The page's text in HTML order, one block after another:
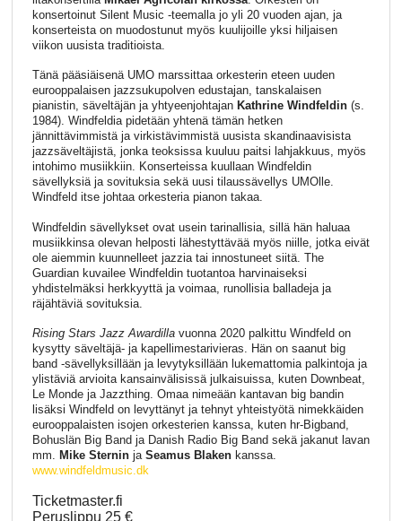
konsertoinut Silent Music -teemalla jo yli 20 vuoden ajan, ja
konserteista on muodostunut myös kuulijoille yksi hiljaisen
viikon uusista traditioista.
Tänä pääsiäisenä UMO marssittaa orkesterin eteen uuden
eurooppalaisen jazzsukupolven edustajan, tanskalaisen
pianistin, säveltäjän ja yhtyeenjohtajan Kathrine Windfeldin (s.
1984). Windfeldia pidetään yhtenä tämän hetken
jännittävimmistä ja virkistävimmistä uusista skandinaavisista
jazzsäveltäjistä, jonka teoksissa kuuluu paitsi lahjakkuus, myös
intohimo musiikkiin. Konserteissa kuullaan Windfeldin
sävellyksiä ja sovituksia sekä uusi tilaussävellys UMOlle.
Windfeld itse johtaa orkesteria pianon takaa.
Windfeldin sävellykset ovat usein tarinallisia, sillä hän haluaa
musiikkinsa olevan helposti lähestyttävää myös niille, jotka eivät
ole aiemmin kuunnelleet jazzia tai innostuneet siitä. The
Guardian kuvailee Windfeldin tuotantoa harvinaiseksi
yhdistelmäksi herkkyyttä ja voimaa, runollisia balladeja ja
räjähtäviä sovituksia.
Rising Stars Jazz Awardillavuonna 2020 palkittu Windfeld on
kysytty säveltäjä- ja kapellimestarivieras. Hän on saanut big
band -sävellyksillään ja levytyksillään lukemattomia palkintoja ja
ylistäviä arvioita kansainvälisissä julkaisuissa, kuten Downbeat,
Le Monde ja Jazzthing. Omaa nimeään kantavan big bandin
lisäksi Windfeld on levyttänyt ja tehnyt yhteistyötä nimekkäiden
eurooppalaisten isojen orkesterien kanssa, kuten hr-Bigband,
Bohuslän Big Band ja Danish Radio Big Band sekä jakanut lavan
mm. Mike Sternin jaSeamus Blakenkanssa.
www.windfeldmusic.dk
Ticketmaster.fi
Peruslippu 25 €